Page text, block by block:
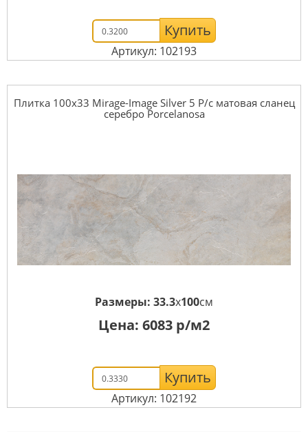
Купить
Артикул: 102193
Плитка 100x33 Mirage-Image Silver 5 P/c матовая сланец
серебро Porcelanosa
Размеры: 33.3x100см
Цена: 6083 р/м2
Купить
Артикул: 102192